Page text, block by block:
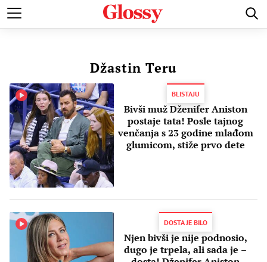
POZNATI MODA I LEPOTA ZDRAVI I SREĆNI LJUBAV
Džastin Teru
BLISTAJU
Bivši muž Dženifer Aniston
postaje tata! Posle tajnog
venčanja s 23 godine mlađom
glumicom, stiže prvo dete
DOSTA JE BILO
Njen bivši je nije podnosio,
dugo je trpela, ali sada je –